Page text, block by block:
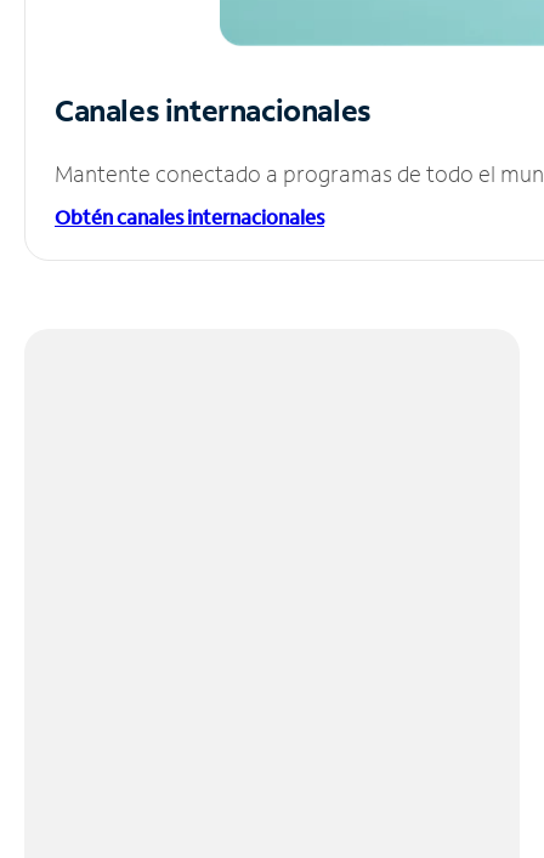
Canales internacionales
Mantente conectado a programas de todo el
Obtén canales internacionales